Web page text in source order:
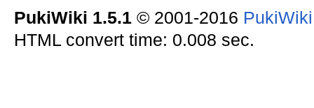
PukiWiki 1.5.1© 2001-2016
HTML convert time: 0.008 sec.